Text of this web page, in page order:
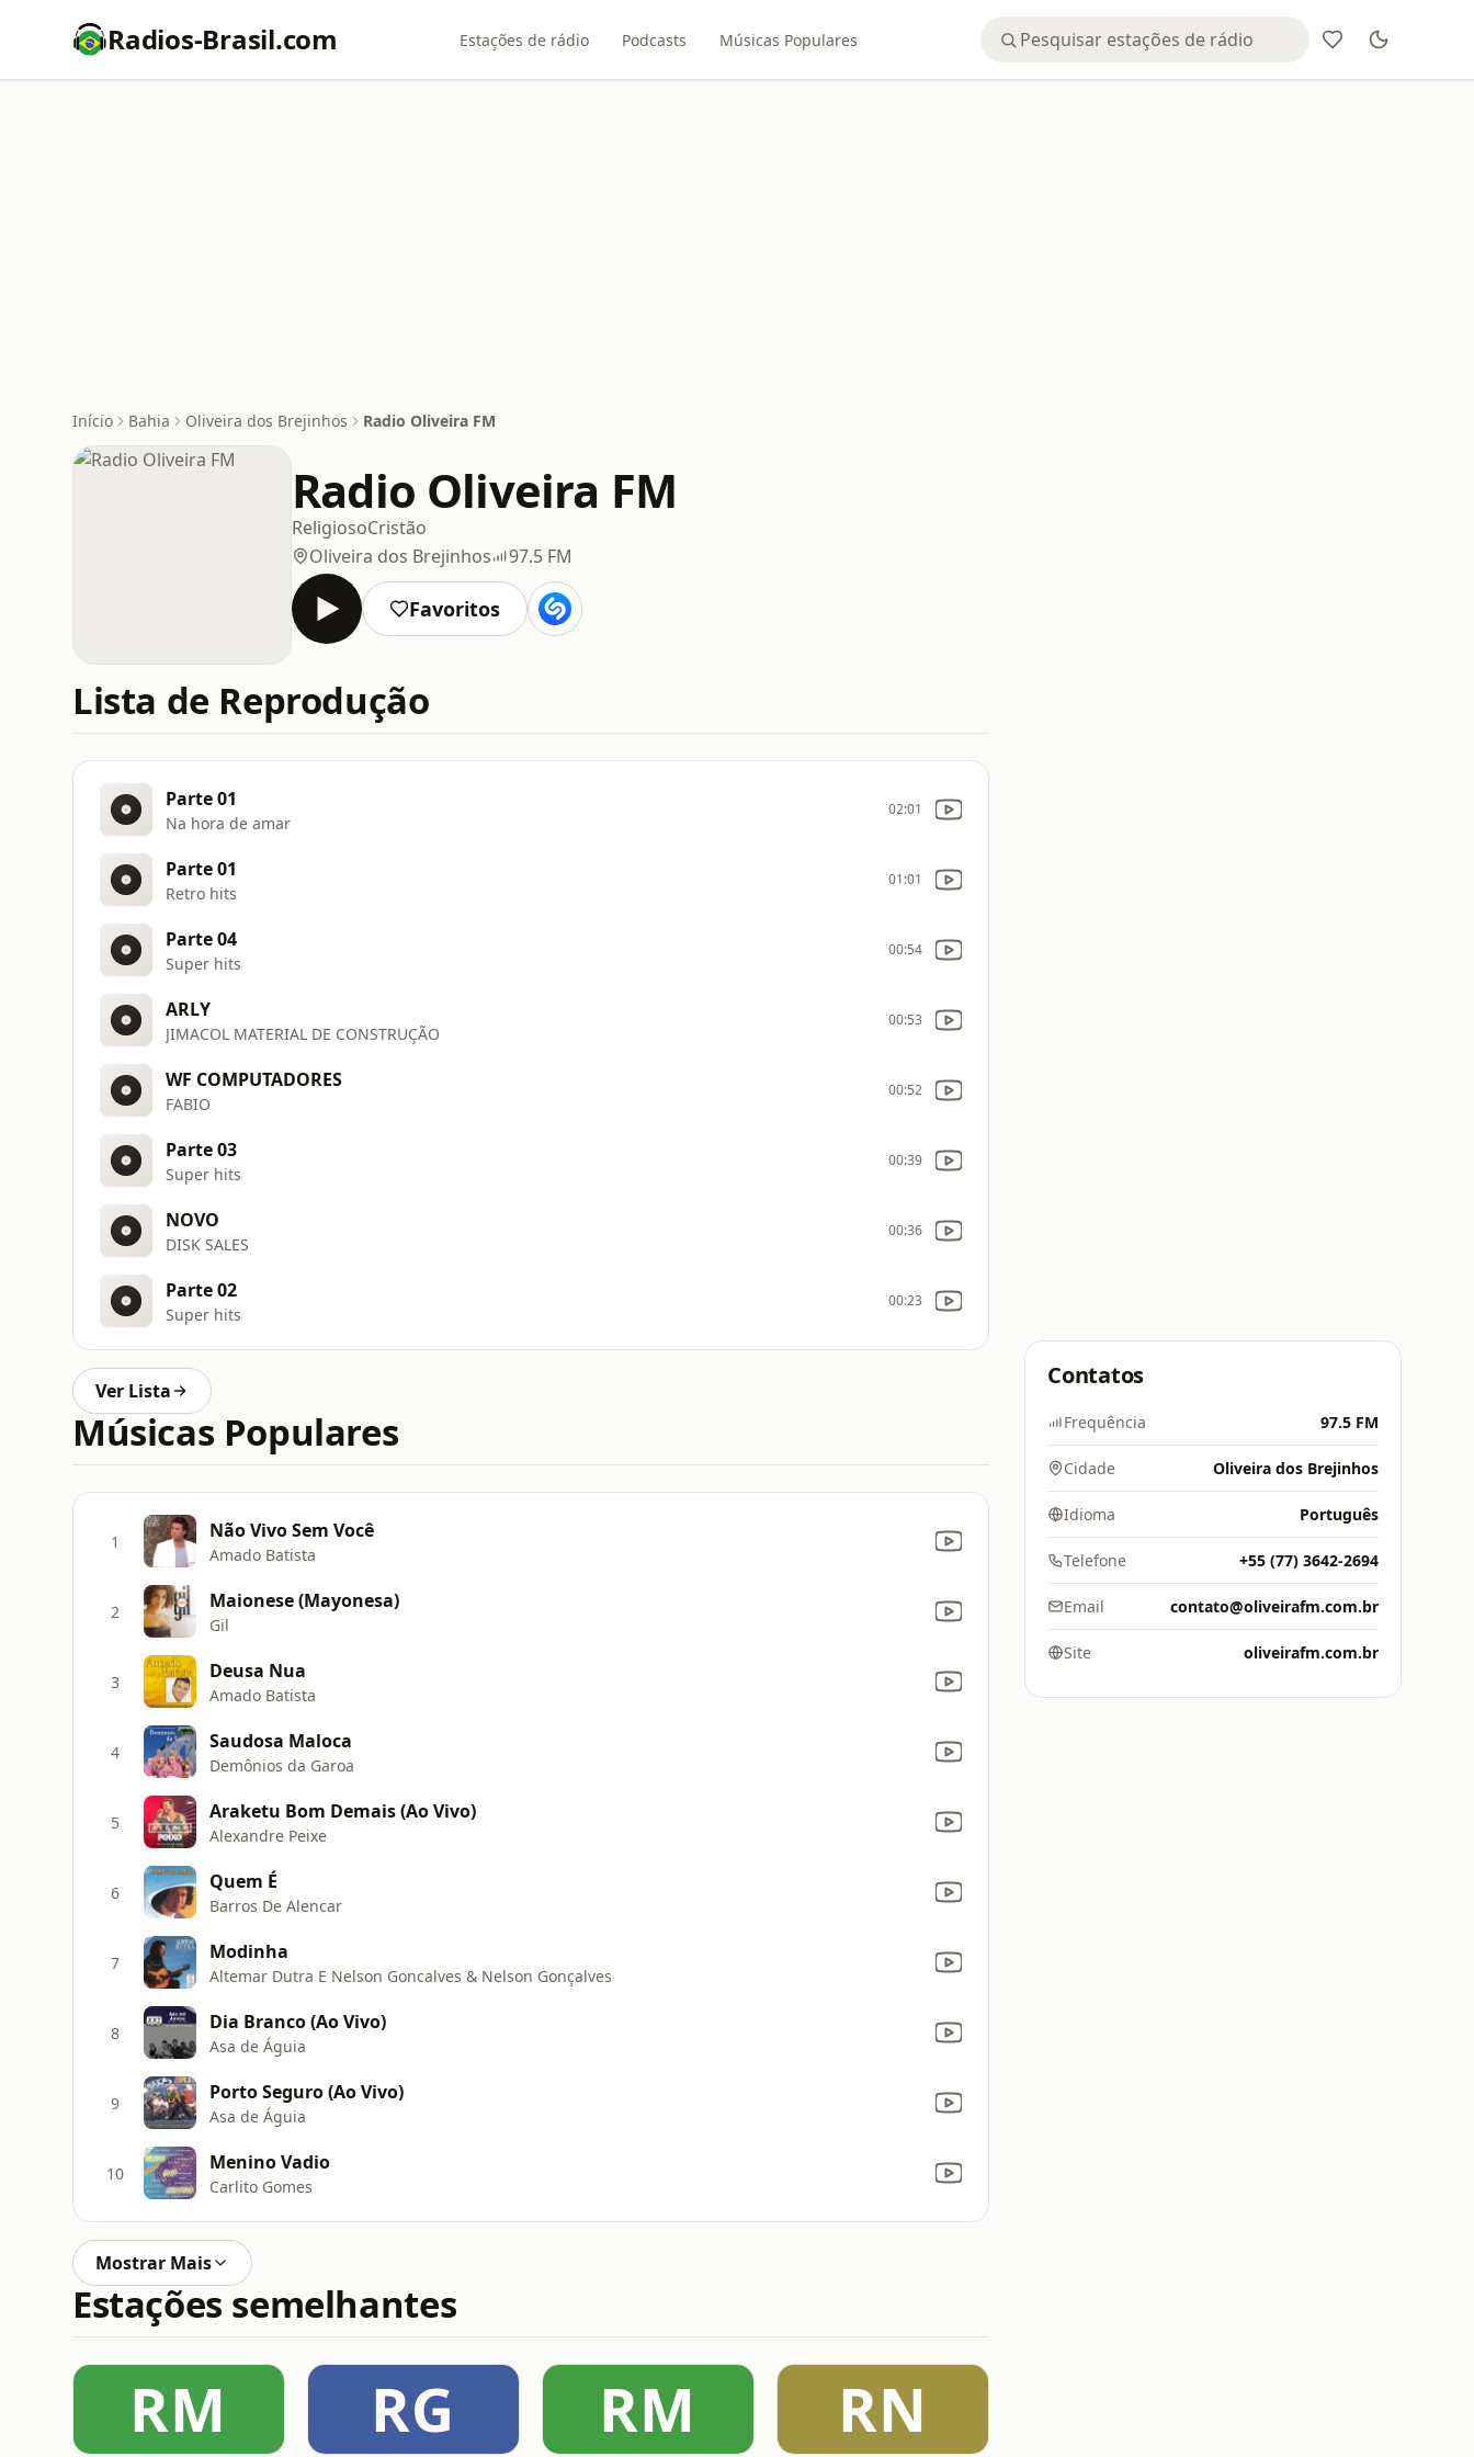
Radios-Brasil.com Estações de rádio Podcasts Músicas Populares
Início Bahia Oliveira dos Brejinhos Radio Oliveira FM
Radio Oliveira FM
ReligiosoCristão
Oliveira dos Brejinhos
97.5 FM
Favoritos
Lista de Reprodução
Parte 01
Na hora de amar
02:01
Parte 01
Retro hits
01:01
Parte 04
Super hits
00:54
ARLY
JIMACOL MATERIAL DE CONSTRUÇÃO
00:53
WF COMPUTADORES
FABIO
00:52
Parte 03
Super hits
00:39
NOVO
DISK SALES
00:36
Parte 02
Super hits
00:23
Ver Lista
Músicas Populares
1 Não Vivo Sem Você
Amado Batista
2 Maionese (Mayonesa)
Gil
3 Deusa Nua
Amado Batista
4 Saudosa Maloca
Demônios da Garoa
5 Araketu Bom Demais (Ao Vivo)
Alexandre Peixe
6 Quem É
Barros De Alencar
7 Modinha
Altemar Dutra E Nelson Goncalves & Nelson Gonçalves
8 Dia Branco (Ao Vivo)
Asa de Águia
9 Porto Seguro (Ao Vivo)
Asa de Águia
10 Menino Vadio
Carlito Gomes
Mostrar Mais
Estações semelhantes
RM RG RM RN
Contatos
Frequência 97.5 FM
Cidade Oliveira dos Brejinhos
Idioma Português
Telefone +55 (77) 3642-2694
Email contato@oliveirafm.com.br
Site oliveirafm.com.br